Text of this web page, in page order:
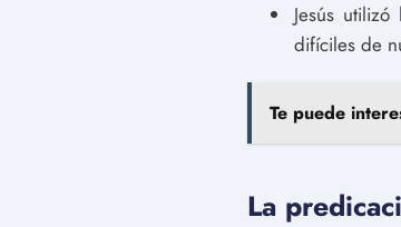
Jesús
difíciles de
Te puede
La